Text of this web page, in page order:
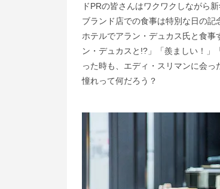
ドPRの皆さんはワクワクしながら
ブランド店での食事は特別な日の
ホテルでアラン・デュカス氏と食
ン・デュカスと!?」「羨ましい！」
った時も、エディ・スリマンに会
憧れって何だろう？